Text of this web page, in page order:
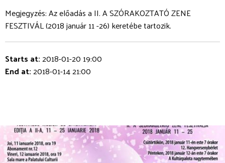
Megjegyzés: Az előadás a II. A SZÓRAKOZTATÓ ZENE
FESZTIVÁL (2018 január 11 -26) keretébe tartozik.
Starts at:2018-01-20 19:00
End at:2018-01-14 21:00